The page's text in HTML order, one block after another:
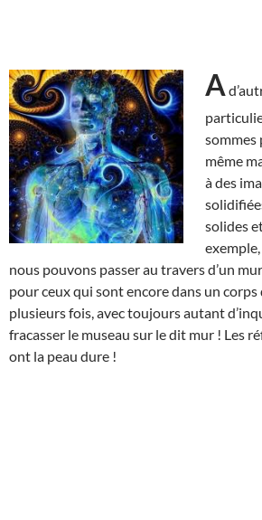
A
sommes
même
à des
solides
nous pouvons passer au travers d’un
pour ceux qui sont encore dans un corps
plusieurs fois, avec toujours autant
fracasser le museau sur le dit mur ! Les
ont la peau dure !